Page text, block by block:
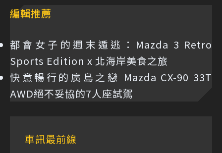
編輯推薦
都會女子的週末遁逃：Mazda 3 Retro
Sports Edition x 北海岸美食之旅
快意暢行的廣島之戀 Mazda CX-90 33T
AWD絕不妥協的7人座試駕
車訊最前線